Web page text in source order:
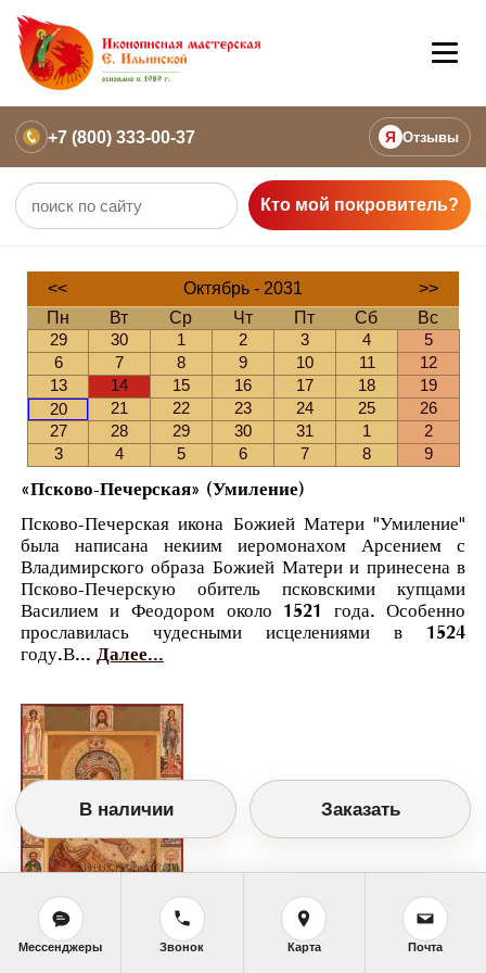
+7 (800) 333-00-37 Я Отзывы
Кто мой покровитель?
<< Октябрь - 2031
>>
Пн
Вт Ср Чт Пт Сб
Вс
29
30 1 2 3 4
5
6
7 8 9 10 11
12
13
14 15 16 17 18
19
20
21 22 23 24 25
26
27
28 29 30 31 1
2
3
4 5 6 7 8 9
«Псково-Печерская» (Умиление)
Псково-Печерская икона Божией Матери "Умиление"
была написана некиим иеромонахом Арсением с
Владимирского образа Божией Матери и принесена в
Псково-Печерскую обитель псковскими купцами
Василием и Феодором около 1521 года. Особенно
прославилась чудесными исцелениями в 1524
году.В... Далее...
Православный календарь
В наличии Заказать
Мессенджеры Звонок Карта Почта